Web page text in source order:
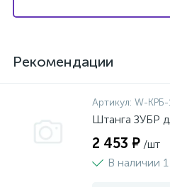
Рекомендации
Артикул: W-КРБ-
Штанга ЗУБР
2 453 ₽ /шт
В наличии 1